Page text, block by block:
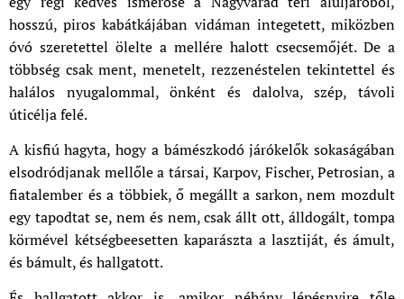
hosszú, piros kabátkájában vidáman integetett, miközben
óvó szeretettel ölelte a mellére halott csecsemőjét. De a
többség csak ment, menetelt, rezzenéstelen tekintettel és
halálos nyugalommal, önként és dalolva, szép, távoli
úticélja felé.
A kisfiú hagyta, hogy a bámészkodó járókelők sokaságában
elsodródjanak mellőle a társai, Karpov, Fischer, Petrosian, a
fiatalember és a többiek, ő megállt a sarkon, nem mozdult
egy tapodtat se, nem és nem, csak állt ott, álldogált, tompa
körmével kétségbeesetten kaparászta a lasztiját, és ámult,
és bámult, és hallgatott.